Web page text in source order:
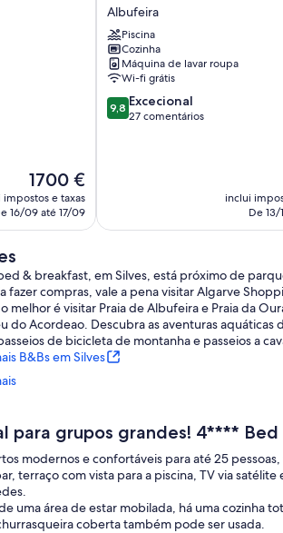
O
preço
atual
1700 €
impostos e taxas
16/09 até 17/09
piscina
aquecível
e
BBQ,
Albufeira
Albufeira
Albufeira
Piscina
Cozinha
Máquina de lavar roupa
Wi-fi grátis
Pontuação
de
Excecional,
9,8 Excecional
27 comentários
inclui
De 13/
& breakfast, em Silves, está próximo de
fazer compras, vale a pena visitar Algarve
melhor é visitar Praia de Albufeira e Praia da
do Acordeao. Descubra as aventuras
de bicicleta de montanha e passeios a
B&Bs em Silves
para grupos grandes! 4****
modernos e confortáveis ​​para até 25
terraço com vista para a piscina, TV via
uma área de estar mobilada, há uma cozinha
coberta também pode ser usada.